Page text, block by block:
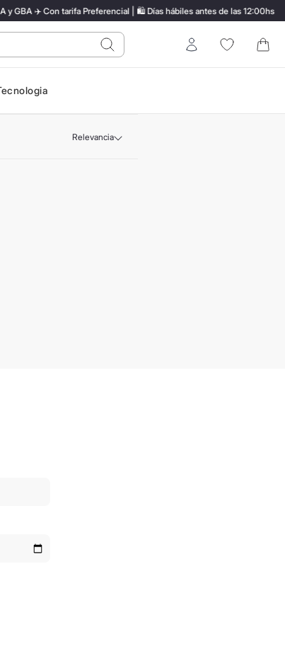
✈️ Con tarifa Preferencial | 🛍️ Días hábiles antes de las 12:00hs
Entrar
Relevancia